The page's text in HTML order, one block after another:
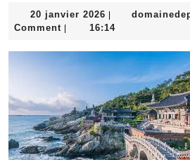
20 janvier 2026 20
janvier
|
Comment | 16:14